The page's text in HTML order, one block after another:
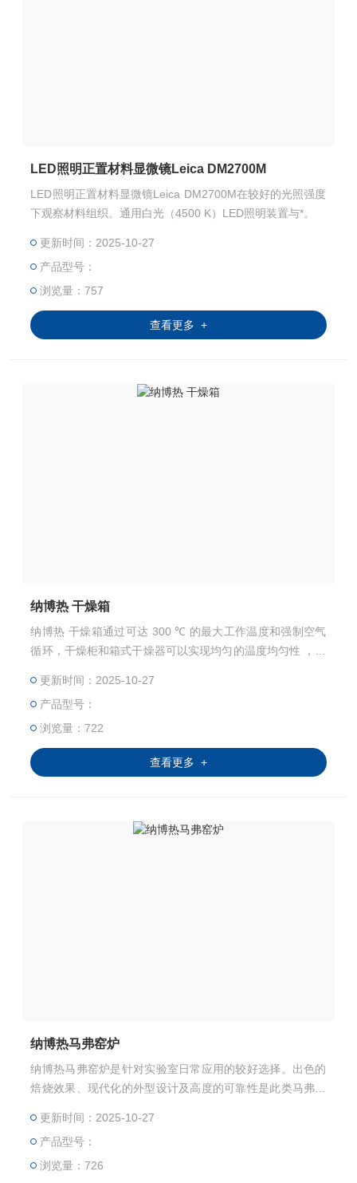
LED照明正置材料显微镜Leica DM2700M
LED照明正置材料显微镜Leica DM2700M在较好的光照强度
下观察材料组织。通用白光（4500 K）LED照明装置与*。
更新时间：2025-10-27
产品型号：
浏览量：757
查看更多 +
纳博热 干燥箱
纳博热 干燥箱通过可达 300 ℃ 的最大工作温度和强制空气
循环，干燥柜和箱式干燥器可以实现均匀的温度均匀性 ，明
等各种任务。
更新时间：2025-10-27
产品型号：
浏览量：722
查看更多 +
纳博热马弗窑炉
纳博热马弗窑炉是针对实验室日常应用的较好选择。出色的
焙烧效果、现代化的外型设计及高度的可靠性是此类马弗炉
更新时间：2025-10-27
产品型号：
浏览量：726